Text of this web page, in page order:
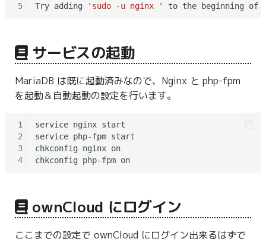
5
Try adding
'sudo -u nginx ' to the beginning of
サービスの起動
MariaDB は既に起動済みなので、Nginx と php-fpm
を起動＆自動起動の設定を行います。
1
2
3
4
service nginx start
service php-fpm start
chkconfig nginx on
chkconfig php-fpm on
ownCloud にログイン
ここまでの設定で ownCloud にログイン出来るはずで